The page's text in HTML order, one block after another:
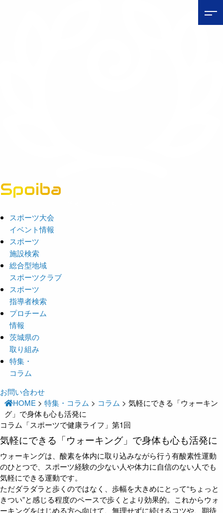
Spoiba
スポーツ大会
イベント情報
スポーツ
施設検索
総合型地域
スポーツクラブ
スポーツ
指導者検索
プロチーム
情報
茨城県の
取り組み
特集・
コラム
お問い合わせ
HOME >特集・コラム > コラム >気軽にできる「ウォーキン
グ」で身体も心も活発に
コラム「スポーツで健康ライフ」第1回
気軽にできる「ウォーキング」で身体も心も活発に
ウォーキングは、酸素を体内に取り込みながら行う有酸素性運動
のひとつで、スポーツ経験の少ない人や体力に自信のない人でも
気軽にできる運動です。
ただダラダラと歩くのではなく、歩幅を大きめにとって“ちょっと
きつい”と感じる程度のペースで歩くとより効果的。これからウォ
ーキングをはじめる方へ向けて、無理せずに続けるコツや、期待